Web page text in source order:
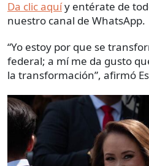
Da clic aquíy entérate de
nuestro canal de WhatsApp.
“Yo estoy por que se
federal; a mí me da gusto
la transformación”, afirmó